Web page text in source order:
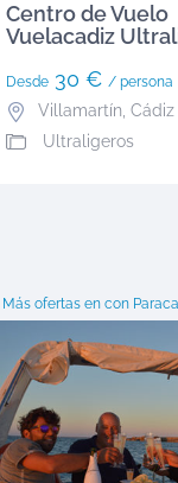
Centro de Vuelo
Vuelacadiz
Desde30 € / persona
Villamartín, Cádiz
Ultraligeros
Más ofertas en con